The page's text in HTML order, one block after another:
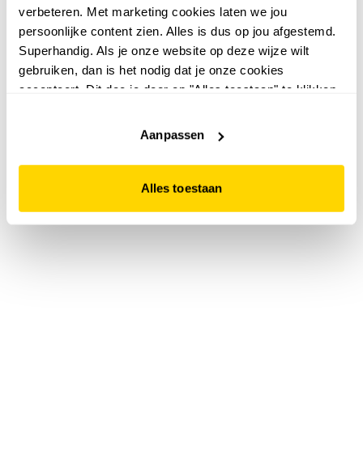
verbeteren. Met marketing cookies laten we jou
persoonlijke content zien. Alles is dus op jou afgestemd.
Superhandig. Als je onze website op deze wijze wilt
gebruiken, dan is het nodig dat je onze cookies
accepteert. Dit doe je door op "Alles toestaan" te klikken.
website niet optimaal functioneert.
Aanpassen
Alles toestaan